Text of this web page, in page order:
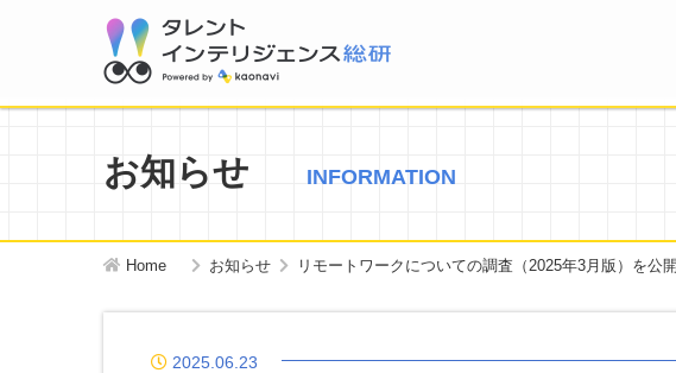
お知らせ INFORMATION
Home お知らせ リモートワークについての調査（2025年3月版）を公
2025.06.23